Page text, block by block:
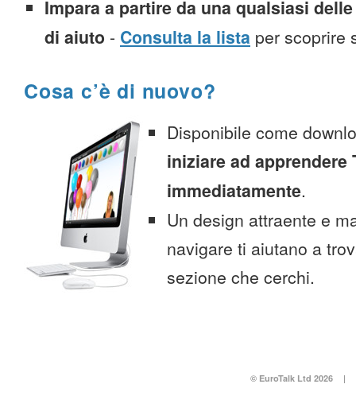
Impara a partire da una qualsiasi
di aiuto - Consulta la lista per scoprire
Cosa c’è di nuovo?
Disponibile come
iniziare ad apprendere
immediatamente.
Un design attraente e
navigare ti aiutano a
sezione che cerchi.
© EuroTalk Ltd 2026 |